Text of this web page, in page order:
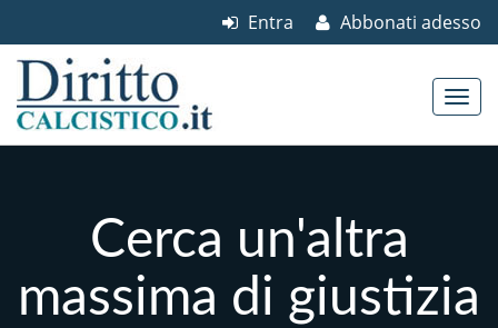
Abbonati adesso
Entra
Cerca un'altra
massima di giustizia